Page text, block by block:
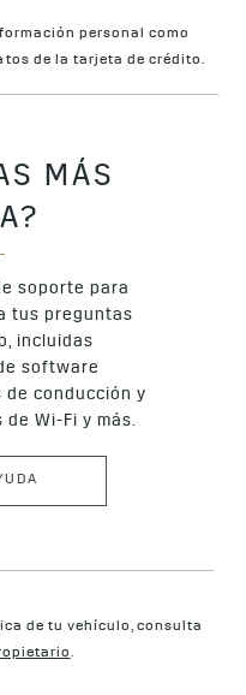
personal como
de la tarjeta de crédito.
MÁS
soporte para
tus preguntas
incluidas
software
de conducción y
Wi-Fi y más.
de tu vehículo, consulta
.